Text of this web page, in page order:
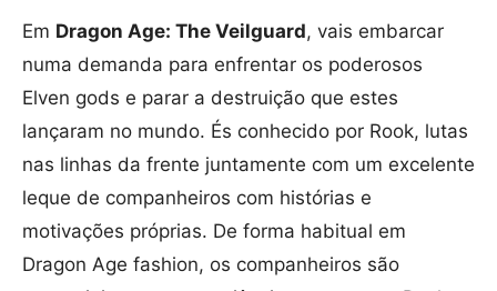
Em Dragon Age: The Veilguard, vais embarcar
numa demanda para enfrentar os poderosos
Elven gods e parar a destruição que estes
lançaram no mundo. És conhecido por Rook, lutas
nas linhas da frente juntamente com um excelente
leque de companheiros com histórias e
motivações próprias. De forma habitual em
Dragon Age fashion, os companheiros são